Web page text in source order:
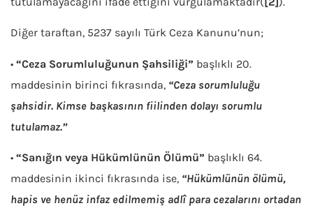
Diğer taraftan, 5237 sayılı Türk Ceza Kanunu’nun;
• “Ceza Sorumluluğunun Şahsiliği” başlıklı 20.
maddesinin birinci fıkrasında, “Ceza sorumluluğu
şahsidir. Kimse başkasının fiilinden dolayı sorumlu
tutulamaz.”
• “Sanığın veya Hükümlünün Ölümü” başlıklı 64.
maddesinin ikinci fıkrasında ise, “Hükümlünün ölümü,
hapis ve henüz infaz edilmemiş adlî para cezalarını ortadan